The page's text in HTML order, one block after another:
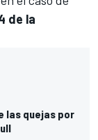
de la
las quejas por